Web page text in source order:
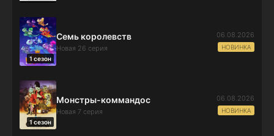
1 сезон
Семь королевств
Новая 26 серия
06.08.2026
НОВИНКА
1 сезон
Монстры-коммандос
Новая 7 серия
06.08.2026
НОВИНКА